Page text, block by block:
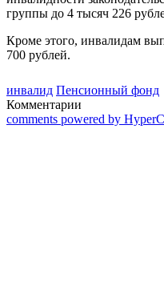
группы до 4 тысяч 226
Кроме этого, инвалидам
700 рублей.
инвалид Пенсионный фонд
Комментарии
comments powered by